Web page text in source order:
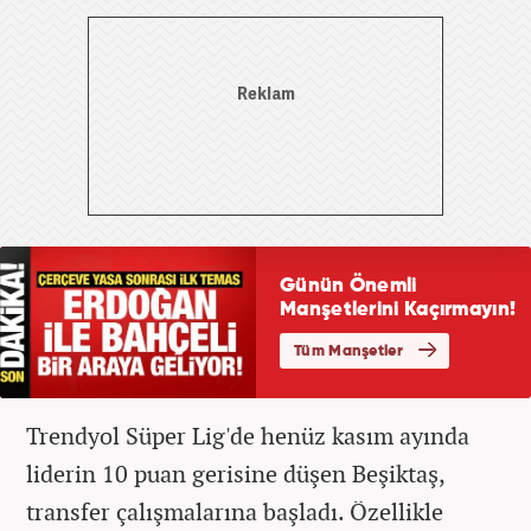
Trendyol Süper Lig'de henüz kasım ayında
liderin 10 puan gerisine düşen Beşiktaş,
transfer çalışmalarına başladı. Özellikle